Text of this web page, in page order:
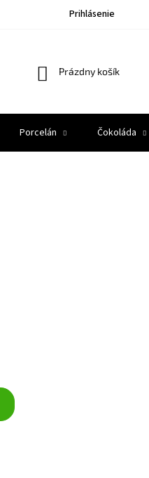
Prihlásenie
Nákupný
Prázdny košík
Porcelán Čokoláda